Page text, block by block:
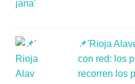
📌'Rioja
con red: los
recorren los